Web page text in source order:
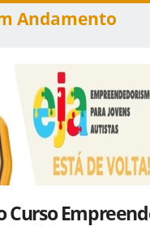
Andamento
Curso